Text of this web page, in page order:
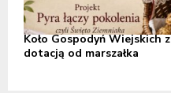
Koło Gospodyń Wiejskich z
dotacją od marszałka